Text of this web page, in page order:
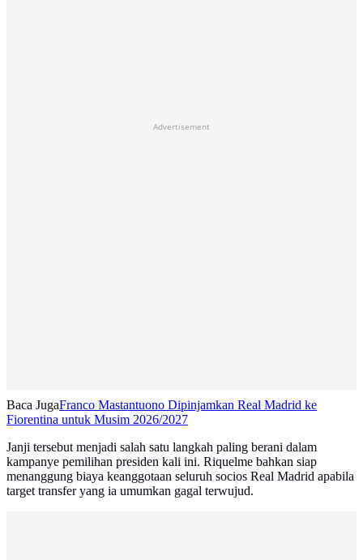
Advertisement
Baca JugaFranco Mastantuono Dipinjamkan Real Madrid ke
Fiorentina untuk Musim 2026/2027
Janji tersebut menjadi salah satu langkah paling berani dalam
kampanye pemilihan presiden kali ini. Riquelme bahkan siap
menanggung biaya keanggotaan seluruh socios Real Madrid apabila
target transfer yang ia umumkan gagal terwujud.